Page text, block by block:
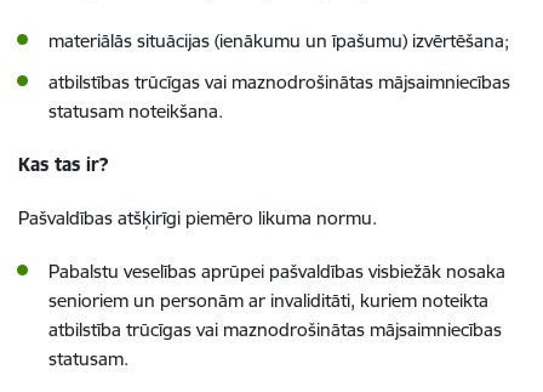
materiālās situācijas (ienākumu un īpašumu) izvērtēšana;
atbilstības trūcīgas vai maznodrošinātas mājsaimniecības
statusam noteikšana.
Kas tas ir?
Pašvaldības atšķirīgi piemēro likuma normu.
Pabalstu veselības aprūpei pašvaldības visbiežāk nosaka
senioriem un personām ar invaliditāti, kuriem noteikta
atbilstība trūcīgas vai maznodrošinātas mājsaimniecības
statusam.